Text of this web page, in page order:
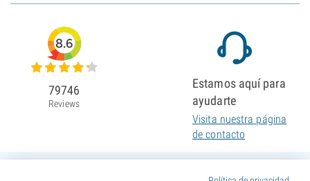
8.6
79746
Reviews
Estamos aquí para
ayudarte
Visita nuestra página
de contacto